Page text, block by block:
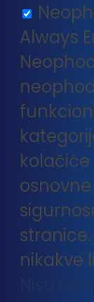
Always
kolačiće
nikakve
Nisu